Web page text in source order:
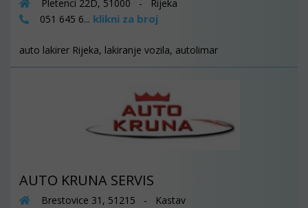
Pletenci 22D, 51000 - Rijeka
051 645 6... klikni za broj
auto lakirer Rijeka, lakiranje vozila, autolimar
AUTO KRUNA SERVIS
Brestovice 31, 51215 - Kastav